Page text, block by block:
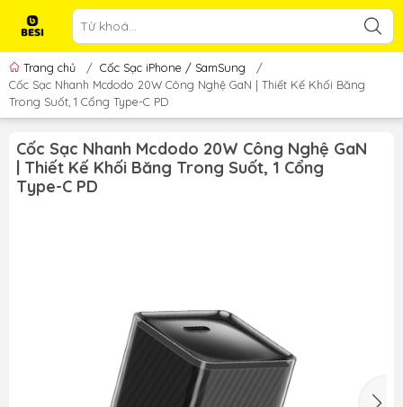
Trang chủ / Cốc Sạc iPhone / SamSung
/
Cốc Sạc Nhanh Mcdodo 20W Công Nghệ GaN | Thiết Kế Khối Băng
Trong Suốt, 1 Cổng Type-C PD
Cốc Sạc Nhanh Mcdodo 20W Công Nghệ GaN
| Thiết Kế Khối Băng Trong Suốt, 1 Cổng
Type-C PD